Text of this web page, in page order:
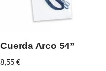
Cuerda Arco 54”
8,55€